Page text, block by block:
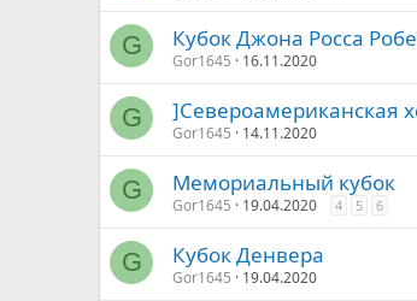
G Кубок Джона Росса
Gor1645 16.11.2020
G ]Североамериканская
Gor1645 14.11.2020
G Мемориальный кубок
Gor1645 19.04.2020 4 5 6
G Кубок Денвера
Gor1645 19.04.2020